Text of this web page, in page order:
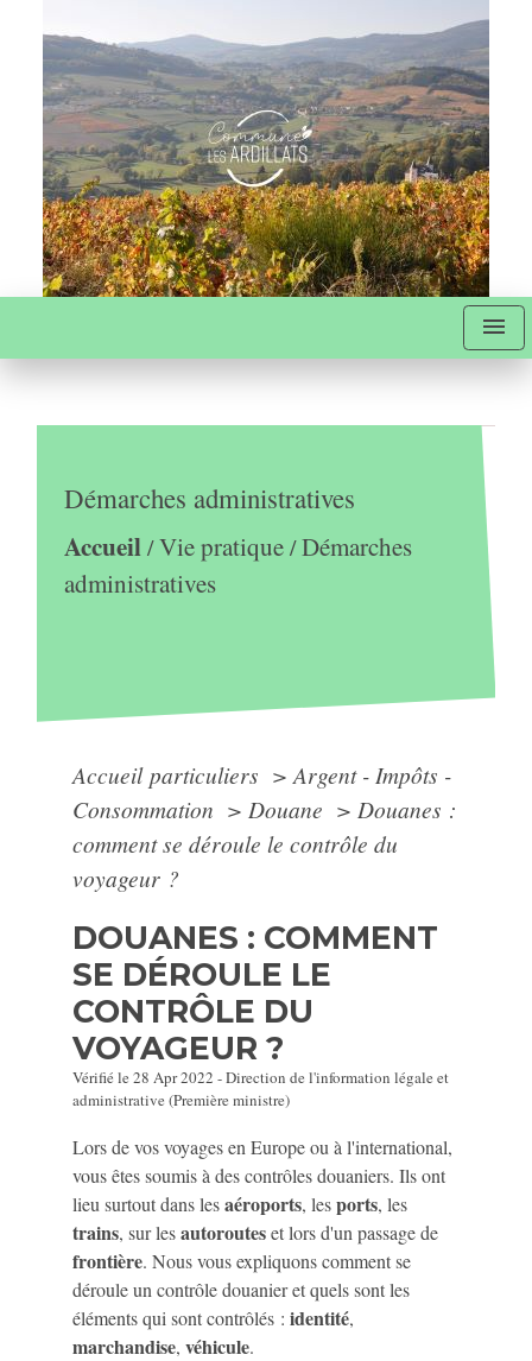
menu
Démarches administratives
Accueil/Vie pratique/Démarches
administratives
Accueil particuliers > Argent - Impôts -
Consommation > Douane > Douanes :
comment se déroule le contrôle du
voyageur ?
DOUANES : COMMENT
SE DÉROULE LE
CONTRÔLE DU
VOYAGEUR ?
Vérifié le 28 Apr 2022 - Direction de l'information légale et
administrative (Première ministre)
Lors de vos voyages en Europe ou à l'international,
vous êtes soumis à des contrôles douaniers. Ils ont
lieu surtout dans lesaéroports, lesports, les
trains, sur lesautorouteset lors d'un passage de
frontière. Nous vous expliquons comment se
déroule un contrôle douanier et quels sont les
éléments qui sont contrôlés :identité,
marchandise,véhicule.